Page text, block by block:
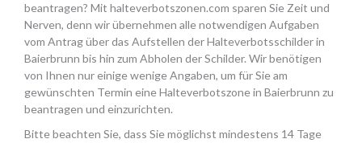
beantragen? Mit halteverbotszonen.com sparen Sie Zeit und
Nerven, denn wir übernehmen alle notwendigen Aufgaben
vom Antrag über das Aufstellen der Halteverbotsschilder in
Baierbrunn bis hin zum Abholen der Schilder. Wir benötigen
von Ihnen nur einige wenige Angaben, um für Sie am
gewünschten Termin eine Halteverbotszone in Baierbrunn zu
beantragen und einzurichten.
Bitte beachten Sie, dass Sie möglichst mindestens 14 Tage